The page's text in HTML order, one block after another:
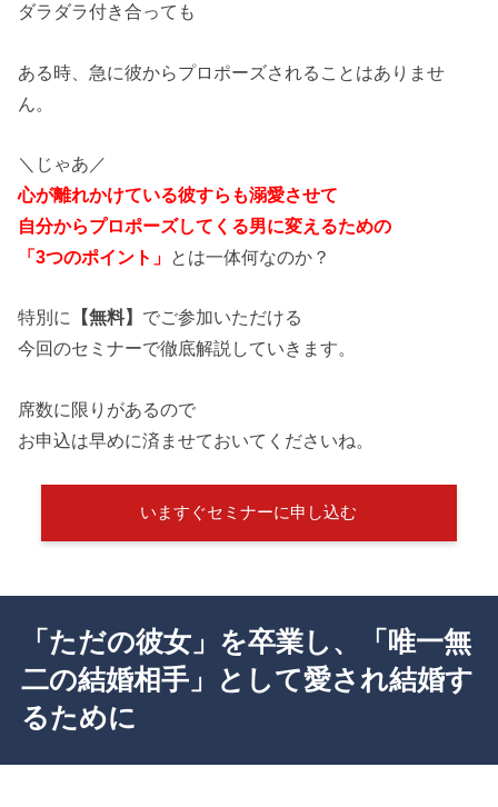
ダラダラ付き合っても
ある時、急に彼からプロポーズされることはありませ
ん。
＼じゃあ／
心が離れかけている彼すらも溺愛させて
自分からプロポーズしてくる男に変えるための
「3つのポイント」 とは一体何なのか？
特別に 【無料】 でご参加いただける
今回のセミナーで徹底解説していきます。
席数に限りがあるので
お申込は早めに済ませておいてくださいね。
いますぐセミナーに申し込む
「ただの彼女」を卒業し、「唯一無
二の結婚相手」として愛され結婚す
るために